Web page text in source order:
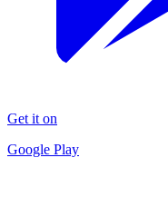
Get it on
Google Play